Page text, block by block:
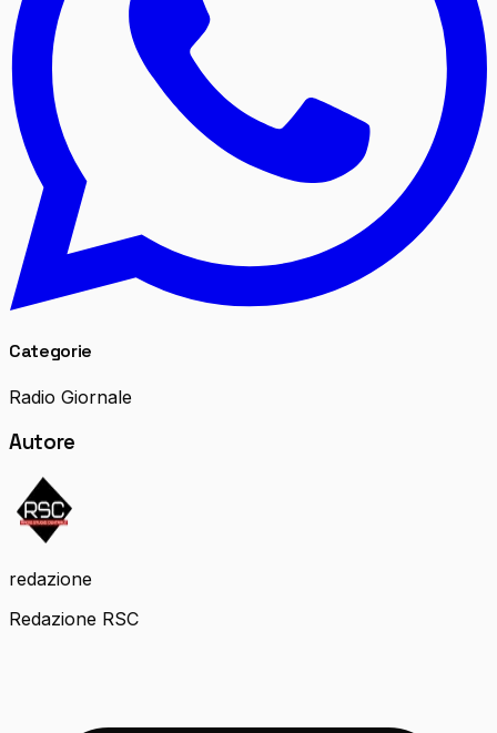
Categorie
Radio Giornale
Autore
redazione
Redazione RSC